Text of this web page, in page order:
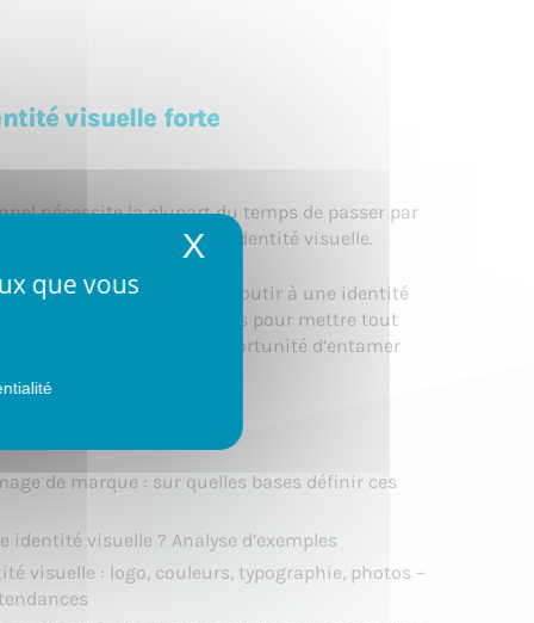
que vous
X Masquer le
visuelle forte
nécessite la plupart du temps de passer par
de marque et d’une identité visuelle.
réflexions mener pour aboutir à une identité
solutions sont possibles pour mettre tout
vous aurez l’opportunité d’entamer
de marque : sur quelles bases définir ces
identité visuelle ? Analyse d’exemples
visuelle : logo, couleurs, typographie, photos –